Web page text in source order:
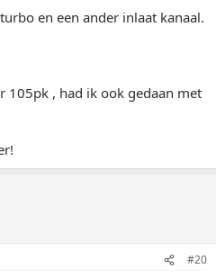
en een ander inlaat kanaal.
105pk , had ik ook gedaan met
#20